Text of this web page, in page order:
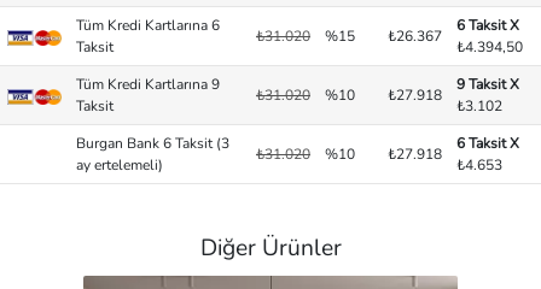
Tüm Kredi Kartlarına 6
Taksit
₺31.020 %15 ₺26.367
6 Taksit X
₺4.394,50
Tüm Kredi Kartlarına 9
Taksit
₺31.020 %10 ₺27.918
9 Taksit X
₺3.102
Burgan Bank 6 Taksit (3
ay ertelemeli)
₺31.020 %10 ₺27.918
6 Taksit X
₺4.653
Diğer Ürünler